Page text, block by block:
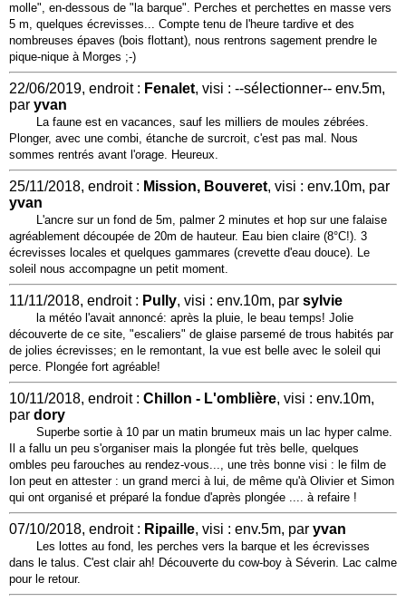
molle", en-dessous de "la barque". Perches et perchettes en masse vers
5 m, quelques écrevisses... Compte tenu de l'heure tardive et des
nombreuses épaves (bois flottant), nous rentrons sagement prendre le
pique-nique à Morges ;-)
22/06/2019, endroit : Fenalet, visi : --sélectionner-- env.5m,
par yvan
La faune est en vacances, sauf les milliers de moules zébrées.
Plonger, avec une combi, étanche de surcroit, c'est pas mal. Nous
sommes rentrés avant l'orage. Heureux.
25/11/2018, endroit : Mission, Bouveret, visi : env.10m, par
yvan
L'ancre sur un fond de 5m, palmer 2 minutes et hop sur une falaise
agréablement découpée de 20m de hauteur. Eau bien claire (8°C!). 3
écrevisses locales et quelques gammares (crevette d'eau douce). Le
soleil nous accompagne un petit moment.
11/11/2018, endroit : Pully, visi : env.10m, par sylvie
la météo l'avait annoncé: après la pluie, le beau temps! Jolie
découverte de ce site, "escaliers" de glaise parsemé de trous habités par
de jolies écrevisses; en le remontant, la vue est belle avec le soleil qui
perce. Plongée fort agréable!
10/11/2018, endroit : Chillon - L'omblière, visi : env.10m,
par dory
Superbe sortie à 10 par un matin brumeux mais un lac hyper calme.
Il a fallu un peu s'organiser mais la plongée fut très belle, quelques
ombles peu farouches au rendez-vous..., une très bonne visi : le film de
Ion peut en attester : un grand merci à lui, de même qu'à Olivier et Simon
qui ont organisé et préparé la fondue d'après plongée .... à refaire !
07/10/2018, endroit : Ripaille, visi : env.5m, par yvan
Les lottes au fond, les perches vers la barque et les écrevisses
dans le talus. C'est clair ah! Découverte du cow-boy à Séverin. Lac calme
pour le retour.